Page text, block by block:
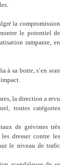
la compromission
le potentiel de
rampante, en
à sa botte, s’en sont
la direction a revu
toutes catégories
de grévistes très
dresser contre les
le niveau de trafic